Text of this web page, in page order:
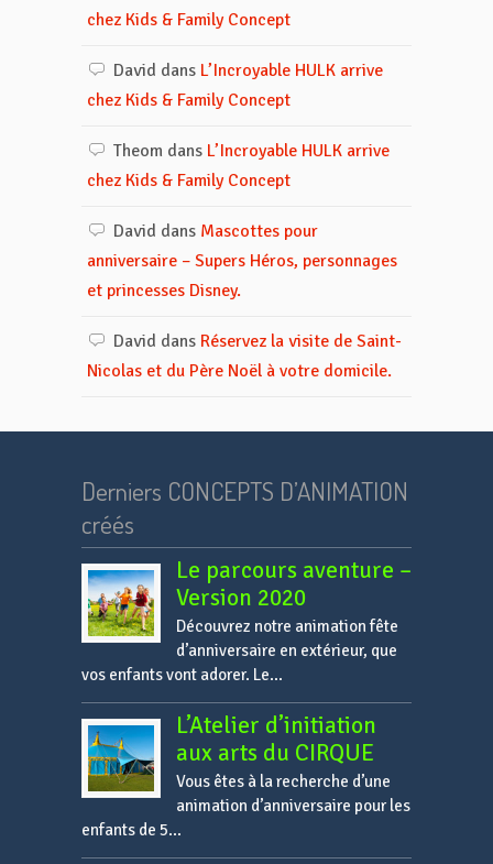
chez Kids & Family Concept
David dans L’Incroyable HULK arrive
chez Kids & Family Concept
Theom dans L’Incroyable HULK arrive
chez Kids & Family Concept
David dans Mascottes pour
anniversaire – Supers Héros, personnages
et princesses Disney.
David dans Réservez la visite de Saint-
Nicolas et du Père Noël à votre domicile.
Derniers CONCEPTS D’ANIMATION
créés
Le parcours aventure –
Version 2020
Découvrez notre animation fête
d’anniversaire en extérieur, que
vos enfants vont adorer. Le...
L’Atelier d’initiation
aux arts du CIRQUE
Vous êtes à la recherche d’une
animation d’anniversaire pour les
enfants de 5...